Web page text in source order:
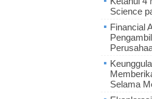
Science
Financial
Selama